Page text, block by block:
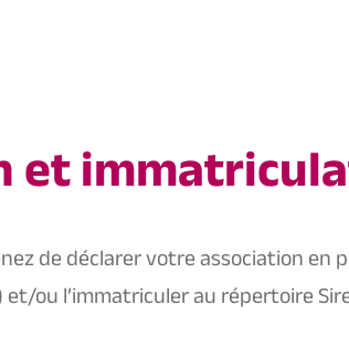
de déclarer votre association
ou l’immatriculer au répertoire